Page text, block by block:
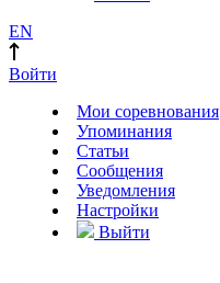
EN
Войти
Мои соревнования
Упоминания
Статьи
Сообщения
Уведомления
Настройки
Выйти